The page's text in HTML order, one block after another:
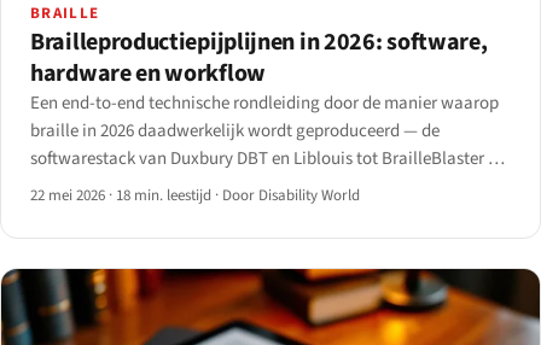
BRAILLE
Brailleproductiepijplijnen in 2026: software,
hardware en workflow
Een end-to-end technische rondleiding door de manier waarop
braille in 2026 daadwerkelijk wordt geproduceerd — de
softwarestack van Duxbury DBT en Liblouis tot BrailleBlaster en
RoboBraille, de embosse-families van Index en Enabling
22 mei 2026 · 18 min. leestijd · Door Disability World